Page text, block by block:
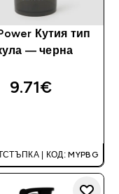
Кутия тип
— черна
9.71€‎
| КОД: MYPBG